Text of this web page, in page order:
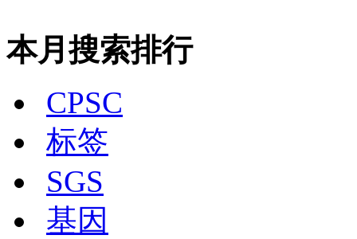
本月搜索排行
CPSC
标签
SGS
基因